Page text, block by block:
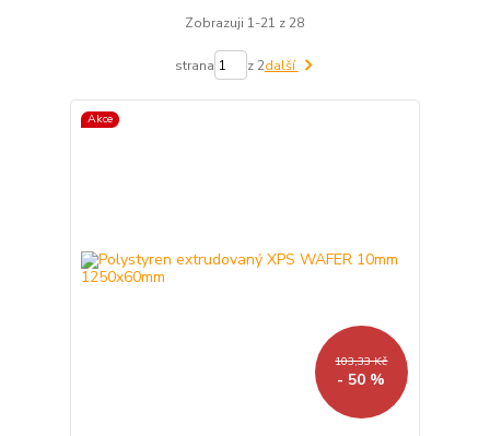
Zobrazuji 1-21 z 28
strana z 2další
Akce
103,33 Kč
- 50 %